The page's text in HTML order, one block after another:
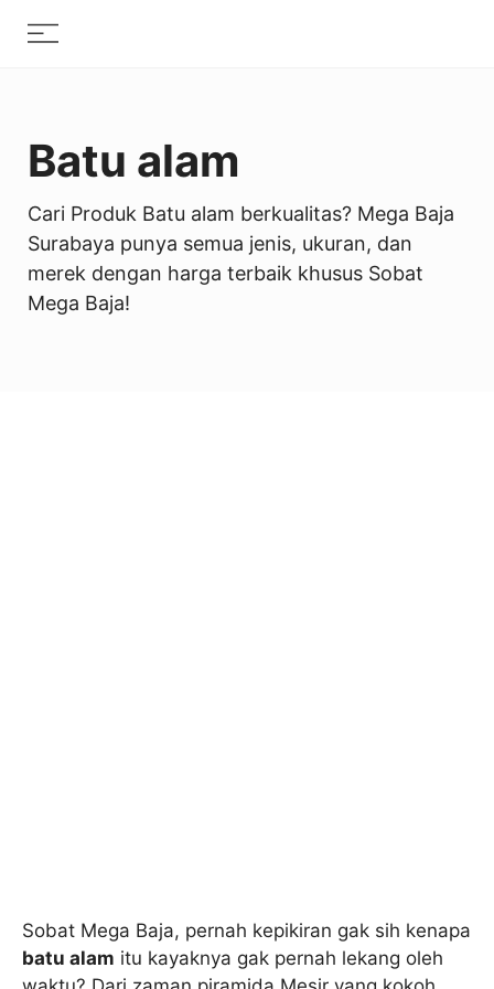
Menu
Batu alam
Cari Produk Batu alam berkualitas? Mega Baja
Surabaya punya semua jenis, ukuran, dan
merek dengan harga terbaik khusus Sobat
Mega Baja!
Sobat Mega Baja, pernah kepikiran gak sih kenapa
batu alam itu kayaknya gak pernah lekang oleh